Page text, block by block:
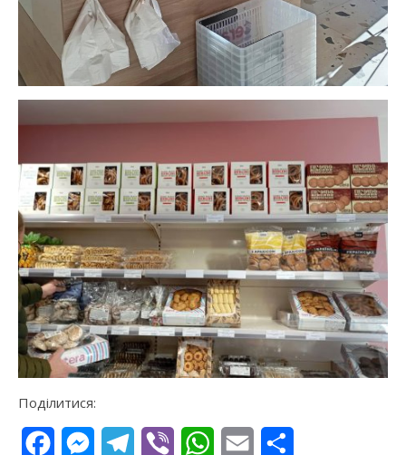
Поділитися:
FacebookMessengerTelegram
Viber WhatsApp
Email